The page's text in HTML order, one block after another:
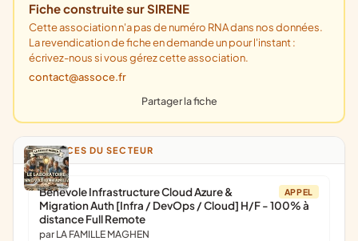
Fiche construite sur SIRENE
Cette association n'a pas de numéro RNA dans nos données.
La revendication de fiche en demande un pour l'instant :
écrivez-nous si vous gérez cette association.
contact@assoce.fr
Partager la fiche
ANNONCES DU SECTEUR
APPEL
Bénévole Infrastructure Cloud Azure &
Migration Auth [Infra / DevOps / Cloud] H/F - 100% à
distance Full Remote
par LA FAMILLE MAGHEN